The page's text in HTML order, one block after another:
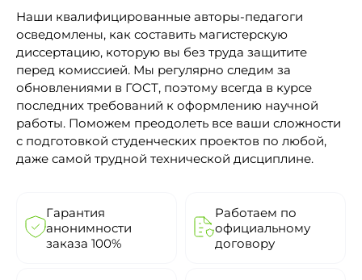
Наши квалифицированные авторы-педагоги
осведомлены, как составить магистерскую
диссертацию, которую вы без труда защитите
перед комиссией. Мы регулярно следим за
обновлениями в ГОСТ, поэтому всегда в курсе
последних требований к оформлению научной
работы. Поможем преодолеть все ваши сложности
с подготовкой студенческих проектов по любой,
даже самой трудной технической дисциплине.
Гарантия
анонимности
заказа 100%
Работаем по
официальному
договору